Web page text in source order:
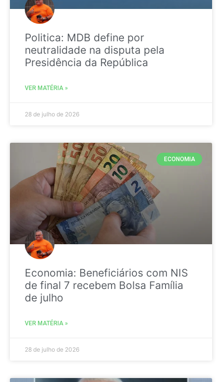
Politica: MDB define por
neutralidade na disputa pela
Presidência da República
VER MATÉRIA »
28 de julho de 2026
ECONOMIA
Economia: Beneficiários com NIS
de final 7 recebem Bolsa Família
de julho
VER MATÉRIA »
28 de julho de 2026